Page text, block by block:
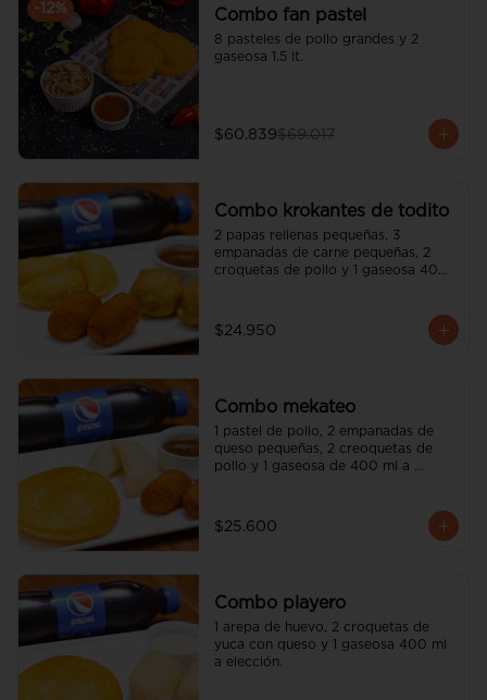
-12% Combo fan pastel
8 pasteles de pollo grandes y 2
gaseosa 1.5 lt.
$60.839$69.017
Combo krokantes de todito
2 papas rellenas pequeñas, 3
empanadas de carne pequeñas, 2
croquetas de pollo y 1 gaseosa 400
$24.950
Combo mekateo
1 pastel de pollo, 2 empanadas de
queso pequeñas, 2 creoquetas de
pollo y 1 gaseosa de 400 ml a
$25.600
Combo playero
1 arepa de huevo, 2 croquetas de
yuca con queso y 1 gaseosa 400 ml
a elección.